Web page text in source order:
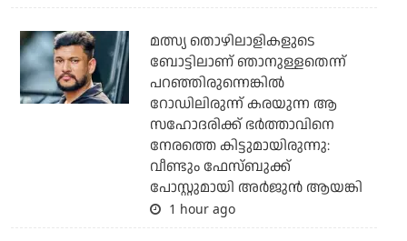
മത്സ്യ തൊഴിലാളികളുടെ
ബോട്ടിലാണ് ഞാനുള്ളതെന്ന്
പറഞ്ഞിരുന്നെങ്കില്‍
റോഡിലിരുന്ന് കരയുന്ന ആ
സഹോദരിക്ക് ഭര്‍ത്താവിനെ
നേരത്തെ കിട്ടുമായിരുന്നു:
വീണ്ടും ഫേസ്ബുക്ക്
പോസ്റ്റുമായി അര്‍ജുന്‍ ആയങ്കി
1 hour ago